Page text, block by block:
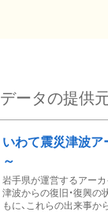
データの提供
いわて震災津波
～
岩手県が運営するアーカ
津波からの復旧・復興の
もに、これらの出来事か